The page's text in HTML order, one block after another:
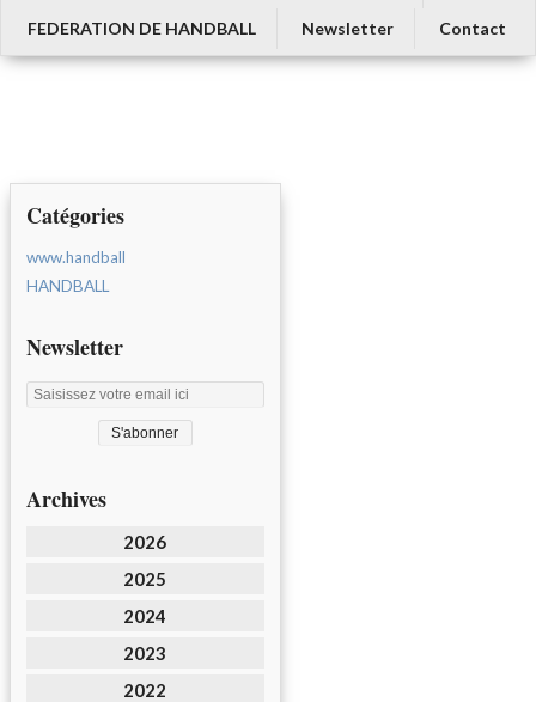
FEDERATION DE HANDBALL
Newsletter Contact
Catégories
www.handball
HANDBALL
Newsletter
Archives
2026
2025
2024
2023
2022